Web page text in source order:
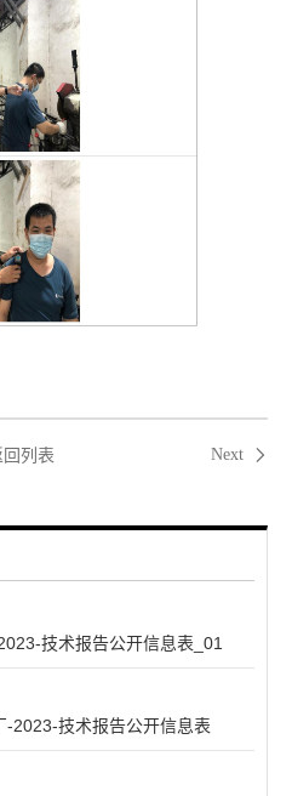
回列表 Next
技术报告公开信息表_01
-2023-技术报告公开信息表